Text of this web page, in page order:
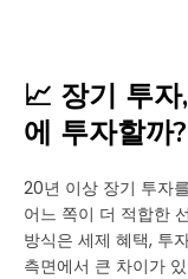
📈 장기 투
에 투자할까?
20년 이상 장기 투자
어느 쪽이 더 적합한
방식은 세제 혜택, 투
측면에서 큰 차이가